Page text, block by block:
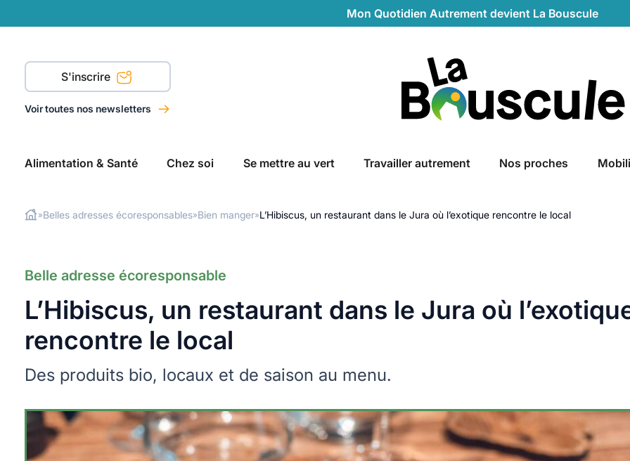
Mon Quotidien Autrement devient La Bouscule
S'inscrire
Voir toutes nos newsletters
Alimentation & Santé Chez soi Se mettre au vert Travailler autrement Nos proches
»Belles adresses écoresponsables»Bien manger»L’Hibiscus, un restaurant dans le Jura où l’exotique rencontre le local
Belle adresse écoresponsable
L’Hibiscus, un restaurant dans le Jura où
rencontre le local
Des produits bio, locaux et de saison au menu.